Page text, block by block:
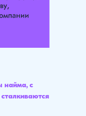
найма, с